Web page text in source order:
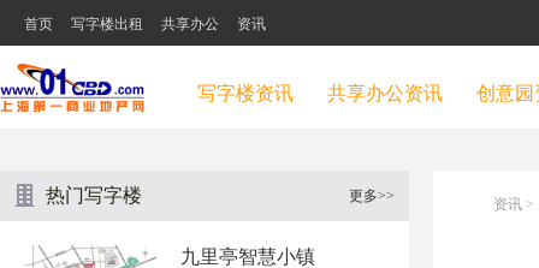
首页 写字楼出租 共享办公 资讯
写字楼资讯 共享办公资讯 创意园
热门写字楼 更多>>
九里亭智慧小镇
资讯 >